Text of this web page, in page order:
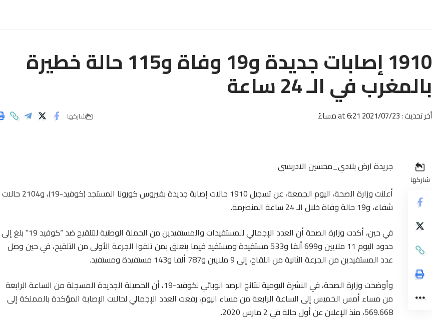
1910 إصابات جديدة و19 وفاة و115 حالة خطيرة
بالمغرب في الـ 24 ساعة
أخر تحديث : 2021/07/23 at 6:21 مساءً شاركها
شاركها
جريدة ارض بلادي_محسين الادربسي
أعلنت وزارة الصحة، اليوم الجمعة، عن تسجيل 1910 حالات إصابة جديدة بفيروس كورونا المستجد (كوفيد-19)، و2104 حالات
شفاء، و19 حالة وفاة خلال الـ 24 ساعة المنصرمة.
في حين، أكدت وزارة الصحة أن العدد الإجمالي للمستفيدات والمستفيدين من الحملة الوطنية للتلقيح ضد “كوفيد 19” بلغ إلى
حدود اليوم 11 ملايين و699 ألفا و533 مستفيدة ومستفيد فيما يتعلق بمن تلقوا الجرعة الأولى من التلقيح، في حين وصل
عدد المستفيدين من الجرعة الثانية من اللقاح، إلى 9 ملايين و787 ألفا و143 مستفيدة ومستفيد.
وأوضحت وزارة الصحة، في النشرة اليومية لنتائج الرصد الوبائي لكوفيد-19، أن الحصيلة الجديدة المسجلة من الساعة الرابعة
من مساء أمس الخميس إلى الساعة الرابعة من مساء اليوم، رفعت العدد الإجمالي لحالات الإصابة المؤكدة بالمملكة إلى
569.668، منذ الإعلان عن أول حالة في 2 مارس 2020.